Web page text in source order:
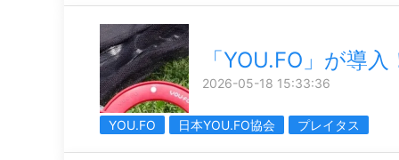
「YOU.FO」が導入
2026-05-18 15:33:36
YOU.FO 日本YOU.FO協会 プレイタス